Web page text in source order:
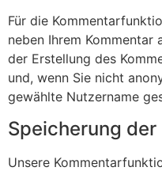
Für die
neben Ihrem Kommentar
der Erstellung des
und, wenn Sie nicht
gewählte Nutzername
Speicherung der
Unsere